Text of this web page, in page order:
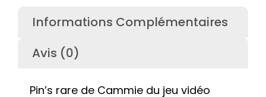
Informations Complémentaires
Avis (0)
Pin’s rare de Cammie du jeu vidéo